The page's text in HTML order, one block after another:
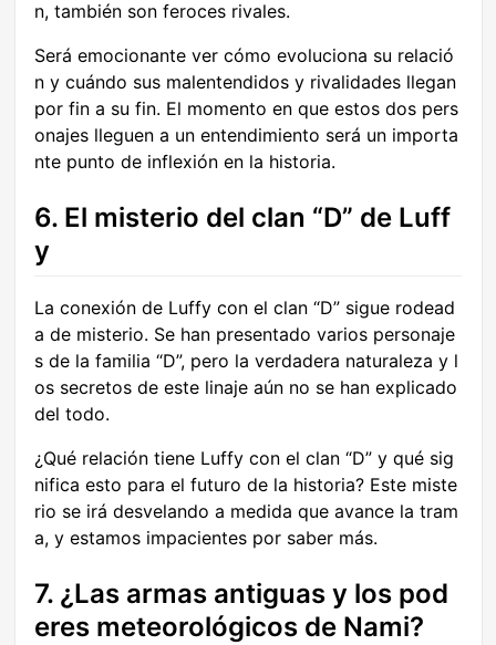
n, también son feroces rivales.
Será emocionante ver cómo evoluciona su relació
n y cuándo sus malentendidos y rivalidades llegan
por fin a su fin. El momento en que estos dos pers
onajes lleguen a un entendimiento será un importa
nte punto de inflexión en la historia.
6. El misterio del clan “D” de Luff
y
La conexión de Luffy con el clan “D” sigue rodead
a de misterio. Se han presentado varios personaje
s de la familia “D”, pero la verdadera naturaleza y l
os secretos de este linaje aún no se han explicado
del todo.
¿Qué relación tiene Luffy con el clan “D” y qué sig
nifica esto para el futuro de la historia? Este miste
rio se irá desvelando a medida que avance la tram
a, y estamos impacientes por saber más.
7. ¿Las armas antiguas y los pod
eres meteorológicos de Nami?